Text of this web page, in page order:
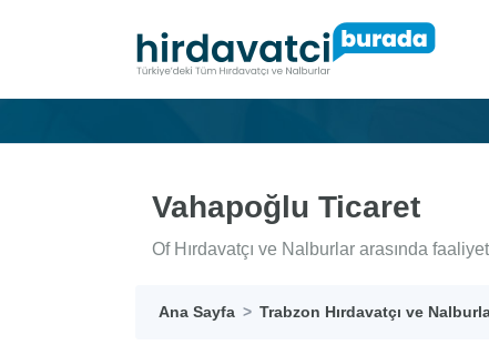
Vahapoğlu Ticaret
Of Hırdavatçı ve Nalburlar arasında
Ana Sayfa Trabzon Hırdavatçı ve